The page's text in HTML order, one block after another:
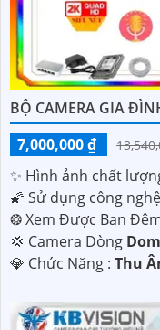
BỘ CAMERA GIA
7,000,000 ₫
✨ Hình ảnh chất
🌠 Sử dụng công
❂ Xem Được Ban
💢 Camera Dòng
️💎 Chức Năng : Thu